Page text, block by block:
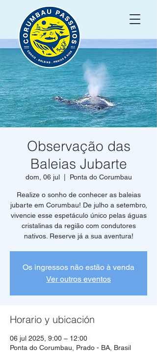
Observação das
Baleias Jubarte
dom, 06 jul
  |
Ponta do Corumbau
Realize o sonho de conhecer as baleias
jubarte em Corumbau! De julho a setembro,
vivencie esse espetáculo único pelas águas
cristalinas da região com condutores
Os ingressos não estão à venda
Ver outros eventos
Horario y ubicación
06 jul 2025, 9:00 – 12:00
Ponta do Corumbau, Prado - BA, Brasil